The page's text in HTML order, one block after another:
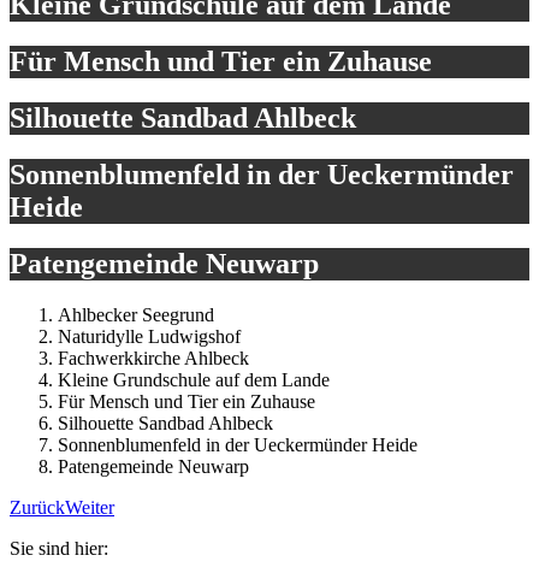
Für Mensch und Tier ein Zuhause
Silhouette Sandbad Ahlbeck
Sonnenblumenfeld in der Ueckermünder
Heide
Patengemeinde Neuwarp
Ahlbecker Seegrund
Naturidylle Ludwigshof
Fachwerkkirche Ahlbeck
Kleine Grundschule auf dem Lande
Für Mensch und Tier ein Zuhause
Silhouette Sandbad Ahlbeck
Sonnenblumenfeld in der Ueckermünder Heide
Patengemeinde Neuwarp
ZurückWeiter
Sie sind hier: